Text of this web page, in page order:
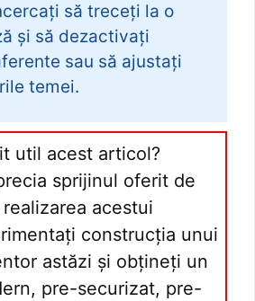
să treceți la o
și să dezactivați
sau să ajustați
temei.
util acest articol?
sprijinul oferit de
acestui
construcția unui
astăzi și obțineți un
pre-securizat, pre-